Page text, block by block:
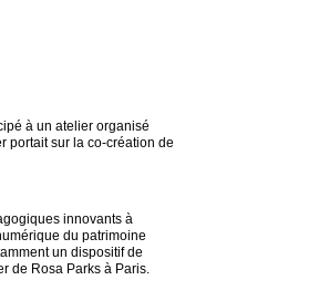
à un atelier organisé
portait sur la co-création de
innovants à
du patrimoine
un dispositif de
de Rosa Parks à Paris.